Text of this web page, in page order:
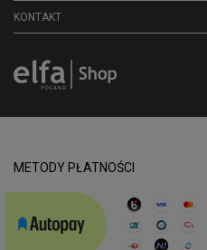
KONTAKT
METODY PŁATNOŚCI